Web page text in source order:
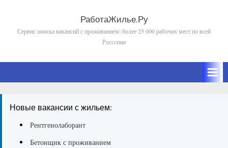
content
РаботаЖилье.Ру
Сервис поиска вакансий с проживанием: более 25 000 рабочих мест по всей
Росссиии
Новые вакансии с жильем:
Рентгенолаборант
Бетонщик с проживанием